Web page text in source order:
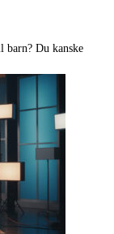
barn? Du kanske